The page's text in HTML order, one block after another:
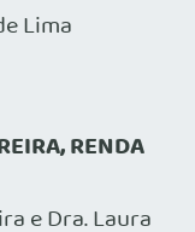
Lima
RENDA
e Dra. Laura